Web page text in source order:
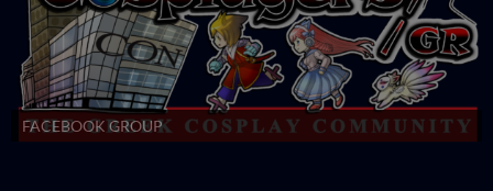
FACEBOOK GROUP